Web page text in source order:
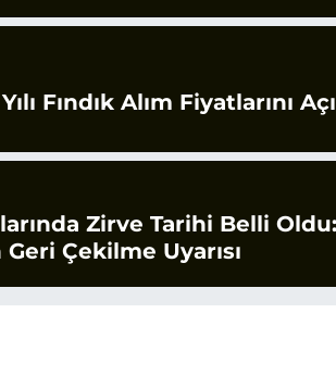
Fındık Alım Fiyatlarını
Zirve Tarihi Belli
Çekilme Uyarısı